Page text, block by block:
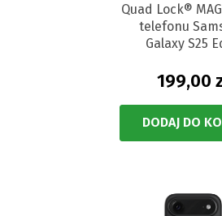
Quad Lock®
telefonu
Galaxy S25
199,00
DODAJ DO